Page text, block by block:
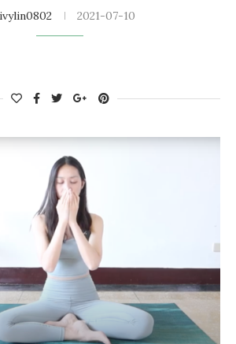
ivylin0802 2021-07-10